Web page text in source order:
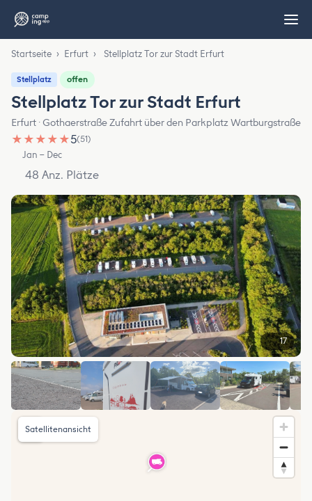
Startseite › Erfurt › Stellplatz Tor zur Stadt Erfurt
Stellplatz offen
Stellplatz Tor zur Stadt Erfurt
Erfurt · Gothaerstraße Zufahrt über den Parkplatz Wartburgstraße
★ ★ ★ ★ ★5(51)
Jan – Dec
48 Anz. Plätze
17
Satellitenansicht